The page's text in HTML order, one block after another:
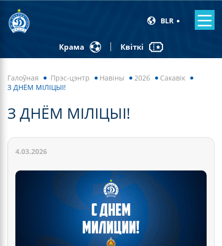
BLR
Крама Квіткі
Галоўная Прэс-цэнтр Навiны 2026
Сакавік
З ДНЁМ МІЛІЦЫІ!
З ДНЁМ МІЛІЦЫІ!
4.03.2026